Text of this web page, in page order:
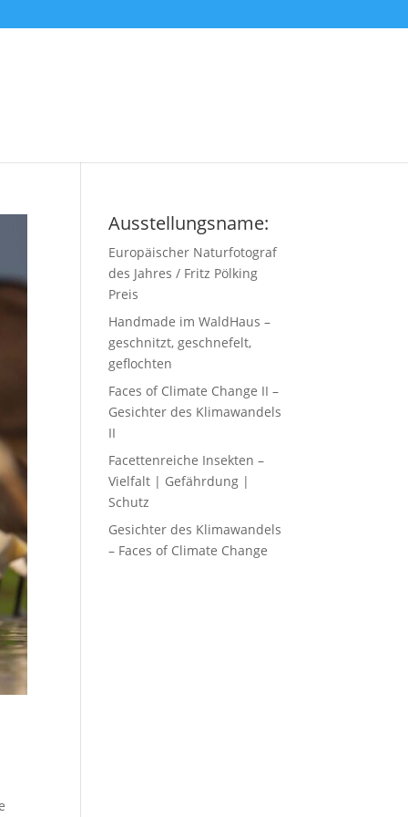
Ausstellungsname:
Europäischer Naturfotograf
des Jahres / Fritz Pölking
Preis
Handmade im WaldHaus –
geschnitzt, geschnefelt,
geflochten
Faces of Climate Change II –
Gesichter des Klimawandels
II
Facettenreiche Insekten –
Vielfalt | Gefährdung |
Schutz
Gesichter des Klimawandels
– Faces of Climate Change